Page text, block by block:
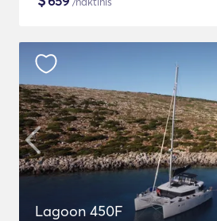
Lagoon 450F